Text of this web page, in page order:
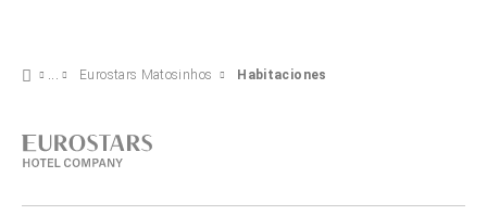
Eurostars Matosinhos Habitaciones